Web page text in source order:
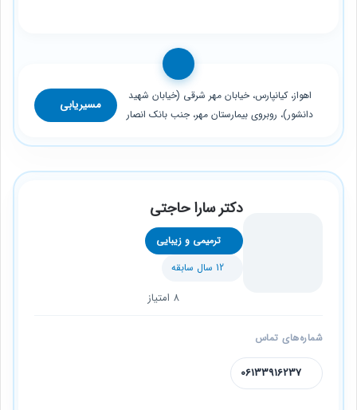
اهواز، کیانپارس، خیابان مهر شرقی (خیابان شهید
دانشور)، روبروی بیمارستان مهر، جنب بانک انصار
مسیریابی
دکتر سارا حاجتی
ترمیمی و زیبایی
12 سال سابقه
8 امتیاز
شماره‌های تماس
06133916237